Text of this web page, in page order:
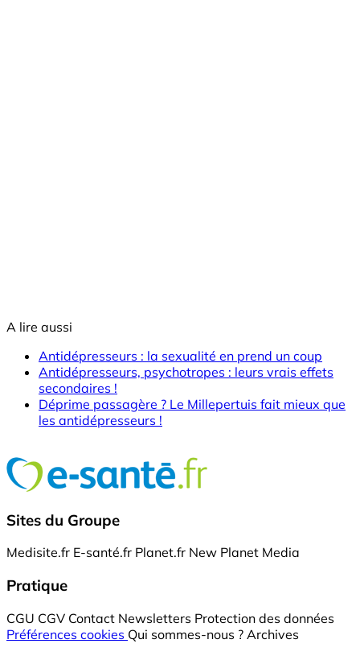
A lire aussi
Antidépresseurs : la sexualité en prend un coup
Antidépresseurs, psychotropes : leurs vrais effets
secondaires !
Déprime passagère ? Le Millepertuis fait mieux que
les antidépresseurs !
Sites du Groupe
Medisite.fr E-santé.fr Planet.fr New Planet Media
Pratique
CGU CGV Contact Newsletters Protection des données
Préférences cookies Qui sommes-nous ? Archives